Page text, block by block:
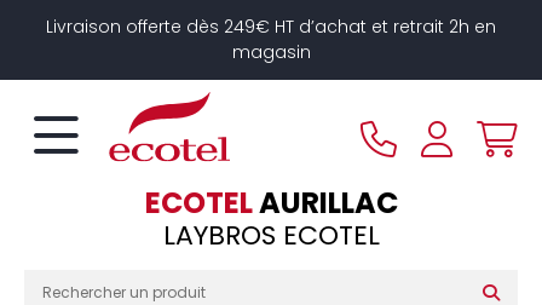
Livraison offerte dès 249€ HT d’achat et retrait 2h en
magasin
ECOTELAURILLAC
LAYBROS ECOTEL
Panneau de gestion des cookies